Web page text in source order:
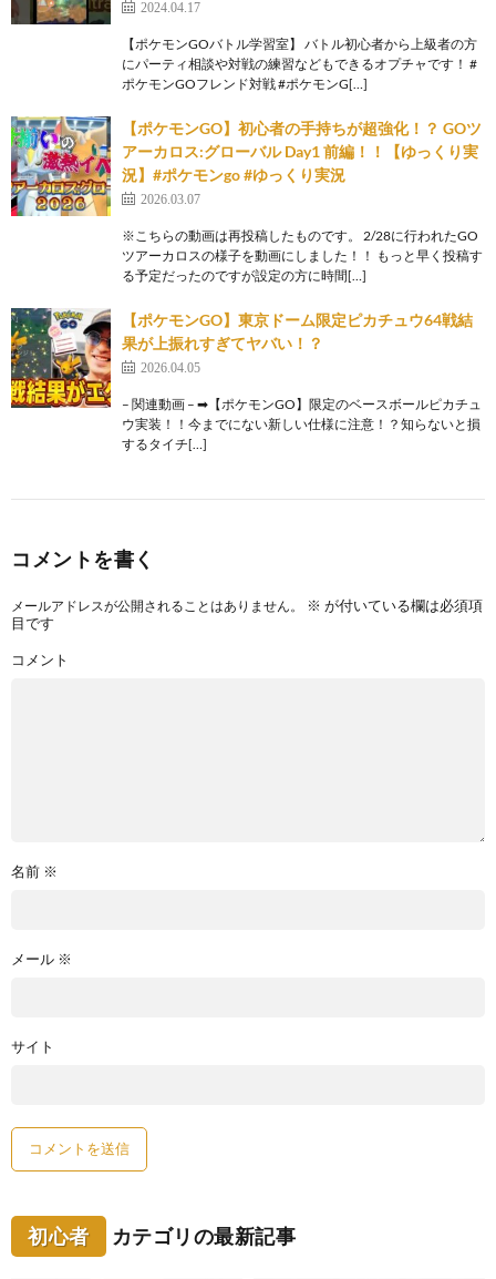
2024.04.17
【ポケモンGOバトル学習室】 バトル初心者から上級者の方
にパーティ相談や対戦の練習などもできるオプチャです！ #
ポケモンGOフレンド対戦 #ポケモンG[…]
【ポケモンGO】初心者の手持ちが超強化！？ GOツ
アーカロス:グローバル Day1 前編！！【ゆっくり実
況】#ポケモンgo #ゆっくり実況
2026.03.07
※こちらの動画は再投稿したものです。 2/28に行われたGO
ツアーカロスの様子を動画にしました！！ もっと早く投稿す
る予定だったのですが設定の方に時間[…]
【ポケモンGO】東京ドーム限定ピカチュウ64戦結
果が上振れすぎてヤバい！？
2026.04.05
– 関連動画 – ➡【ポケモンGO】限定のベースボールピカチュ
ウ実装！！今までにない新しい仕様に注意！？知らないと損
するタイチ[…]
コメントを書く
メールアドレスが公開されることはありません。 ※ が付いている欄は必須項
目です
コメント
名前 ※
メール ※
サイト
初心者 カテゴリの最新記事